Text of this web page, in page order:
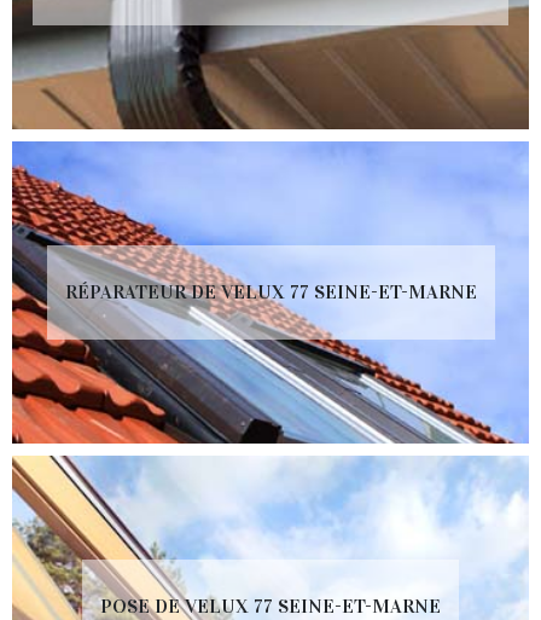
RÉPARATEUR DE VELUX 77 SEINE-ET-MARNE
POSE DE VELUX 77 SEINE-ET-MARNE